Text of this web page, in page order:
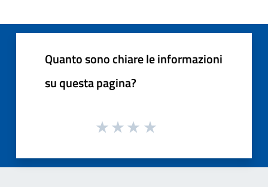
Quanto sono chiare le informazioni
su questa pagina?